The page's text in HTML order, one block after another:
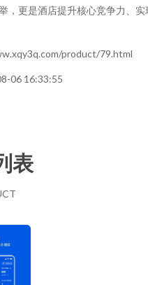
，更是酒店提升核心竞争力、实
product/79.html
06 16:33:55
表